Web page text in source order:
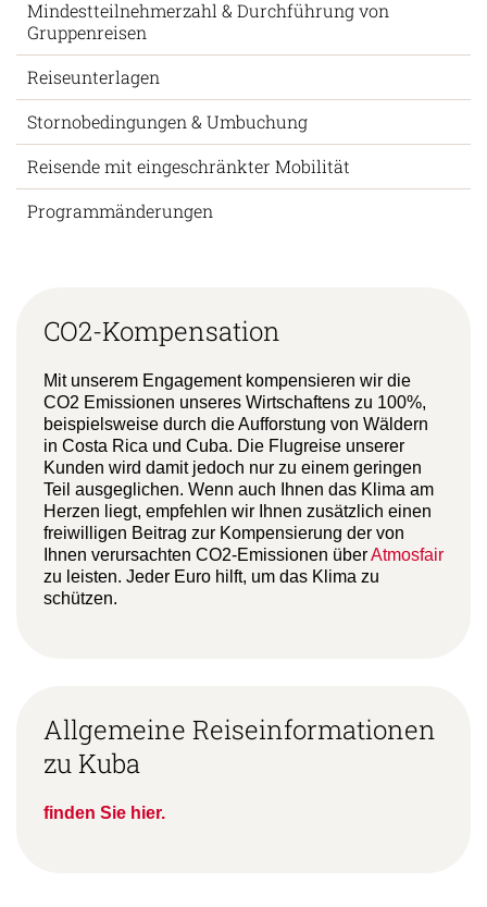
Mindestteilnehmerzahl & Durchführung von
Gruppenreisen
Reiseunterlagen
Stornobedingungen & Umbuchung
Reisende mit eingeschränkter Mobilität
Programmänderungen
CO2-Kompensation
Mit unserem Engagement kompensieren wir die
CO2 Emissionen unseres Wirtschaftens zu 100%,
beispielsweise durch die Aufforstung von Wäldern
in Costa Rica und Cuba. Die Flugreise unserer
Kunden wird damit jedoch nur zu einem geringen
Teil ausgeglichen. Wenn auch Ihnen das Klima am
Herzen liegt, empfehlen wir Ihnen zusätzlich einen
freiwilligen Beitrag zur Kompensierung der von
Ihnen verursachten CO2-Emissionen überAtmosfair
zu leisten. Jeder Euro hilft, um das Klima zu
schützen.
Allgemeine Reiseinformationen
zu Kuba
finden Sie hier.